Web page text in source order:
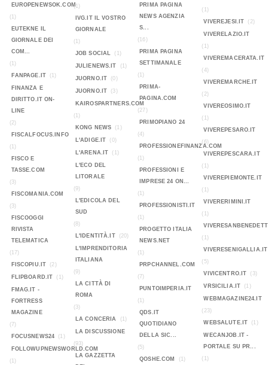
EUROPENEWSOK.COM
(1)
EUTEKNE IL
GIORNALE DEI
COM...
(1)
FANPAGE.IT
(1)
FINANZA E
DIRITTO.IT ON-
LINE
(2)
FISCALFOCUS.INFO
(1)
FISCO E
TASSE.COM
(3)
FISCOMANIA.COM
(3)
FISCOOGGI
RIVISTA
TELEMATICA
(17)
FISCOPIU.IT
(2)
FLIPBOARD.IT (1)
FMAG.IT -
FORTRESS
MAGAZINE
(7)
FOCUSNEWS24
(1)
FOLLOWUPNEWSWORLD.COM
(1)
(1)
IVG.IT IL VOSTRO
GIORNALE
(1)
JOB SOCIAL
(1)
JULIENEWS.IT (1)
JUORNO.IT (0)
JUORNO.IT (3)
KAIROSPARTNERS.COM
(1)
KONG NEWS
(1)
L'ADIGE.IT (0)
L'ARENA.IT (1)
L'ECO DEL
LITORALE
(9)
L'EDICOLA DEL
SUD
(8)
L'IDENTITÀ.IT
(20)
L'IMPRENDITORIA
ITALIANA
(9)
LA CITTÀ DI
ROMA
(3)
LA CONCERIA
(1)
LA DISCUSSIONE
(93)
LA GAZZETTA
PRIMA PAGINA
NEWS AGENZIA
S...
(16)
PRIMA PAGINA
SETTIMANALE
(1)
PRIMA-
PAGINA.COM
(27)
PRIMOPIANO 24
(4)
PROFESSIONEFINANZA.COM
(1)
PROFESSIONI E
IMPRESE 24 ON...
(1)
PROFESSIONISTI.IT
(1)
PROGETTO ITALIA
NEWS.NET
(1)
PRPCHANNEL.COM
(7)
PUNTOIMPERIA.IT
(1)
QDS.IT
QUOTIDIANO
DELLA SIC...
(5)
QOSHE.COM
(1)
(1)
VIVEREJESI.IT
(2)
VIVERELAZIO.IT
(1)
VIVEREMACERATA.IT
(4)
VIVEREMARCHE.IT
(2)
VIVEREOSIMO.IT
(1)
VIVEREPESARO.IT
(6)
VIVEREPESCARA.IT
(1)
VIVEREPIEMONTE.IT
(1)
VIVERERIMINI.IT
(1)
(1)
VIVERESENIGALLIA.IT
(5)
VIVICENTRO.IT
(3)
VRSICILIA.IT (1)
WEBMAGAZINE24.IT
(23)
WEBSALUTE.IT
(1)
WECANJOB.IT -
PORTALE SU PR...
(1)